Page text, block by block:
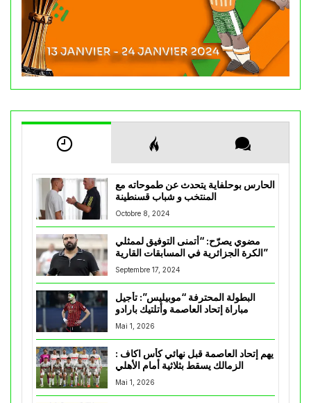
الحارس بوحلفاية يتحدث عن طموحاته مع
المنتخب و شباب قسنطينة
Octobre 8, 2024
مضوي يصرّح: “أتمنى التوفيق لممثلي
الكرة الجزائرية في المسابقات القارية”
Septembre 17, 2024
البطولة المحترفة “موبيليس”: تأجيل
مباراة إتحاد العاصمة وأتلتيك بارادو
Mai 1, 2026
يهم إتحاد العاصمة قبل نهائي كأس اكاف :
Mai 1, 2026